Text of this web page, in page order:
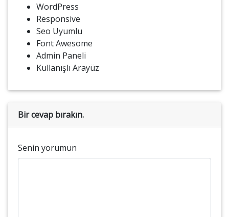
WordPress
Responsive
Seo Uyumlu
Font Awesome
Admin Paneli
Kullanışlı Arayüz
Bir cevap bırakın.
Senin yorumun